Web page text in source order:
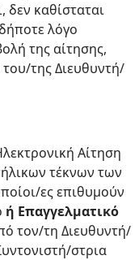
καθίσταται
λόγο
της αίτησης,
της Διευθυντή/
Αίτηση
τέκνων των
ες επιθυμούν
ή Επαγγελματικό
τον/τη Διευθυντή/
στρια